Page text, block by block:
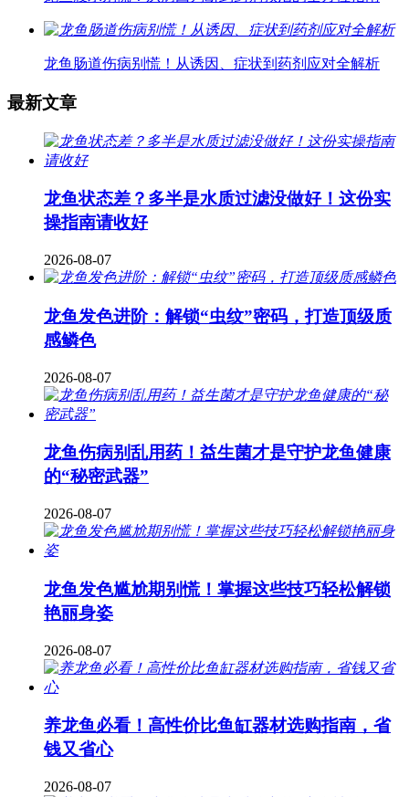
龙鱼肠道伤病别慌！从诱因、症状到药剂应对全解析
最新文章
龙鱼状态差？多半是水质过滤没做好！这份实
操指南请收好
2026-08-07
龙鱼发色进阶：解锁“虫纹”密码，打造顶级质
感鳞色
2026-08-07
龙鱼伤病别乱用药！益生菌才是守护龙鱼健康
的“秘密武器”
2026-08-07
龙鱼发色尴尬期别慌！掌握这些技巧轻松解锁
艳丽身姿
2026-08-07
养龙鱼必看！高性价比鱼缸器材选购指南，省
钱又省心
2026-08-07